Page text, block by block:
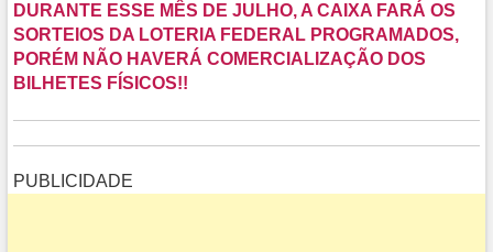
DURANTE ESSE MÊS DE JULHO, A CAIXA FARÁ OS
SORTEIOS DA LOTERIA FEDERAL PROGRAMADOS,
PORÉM NÃO HAVERÁ COMERCIALIZAÇÃO DOS
BILHETES FÍSICOS!!
PUBLICIDADE